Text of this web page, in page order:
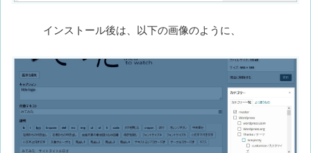
インストール後は、以下の画像のように、